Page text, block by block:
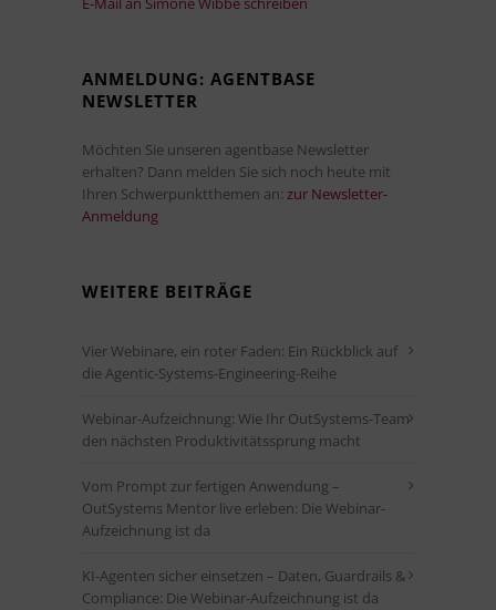
ANMELDUNG: AGENTBASE
NEWSLETTER
Möchten Sie unseren agentbase Newsletter
erhalten? Dann melden Sie sich noch heute mit
Ihren Schwerpunktthemen an: zur Newsletter-
Anmeldung
WEITERE BEITRÄGE
Vier Webinare, ein roter Faden: Ein Rückblick auf
die Agentic-Systems-Engineering-Reihe
Webinar-Aufzeichnung: Wie Ihr OutSystems-Team
den nächsten Produktivitätssprung macht
Vom Prompt zur fertigen Anwendung –
OutSystems Mentor live erleben: Die Webinar-
Aufzeichnung ist da
KI-Agenten sicher einsetzen – Daten, Guardrails &
Compliance: Die Webinar-Aufzeichnung ist da